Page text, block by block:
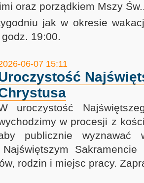
oraz porządkiem Mszy
jak w okresie
19:00.
06-07 15:11
uroczystość
w procesji z
publicznie wyznawać
Sakramencie
rodzin i miejsc pracy.